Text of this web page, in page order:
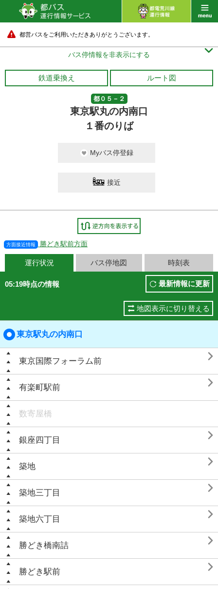
都営バスをご利用いただきありがとうございます。
バス停情報を非表示にする 
鉄道乗換え ルート図
都０５－２
東京駅丸の内南口
１番のりば
Myバス停登録
接近
方面接近情報 勝どき駅前方面
運行状況 バス停地図 時刻表
05:19時点の情報 最新情報に更新
地図表示に切り替える
東京駅丸の内南口
東京国際フォーラム前 
有楽町駅前 
数寄屋橋
銀座四丁目 
築地 
築地三丁目 
築地六丁目 
勝どき橋南詰 
勝どき駅前 